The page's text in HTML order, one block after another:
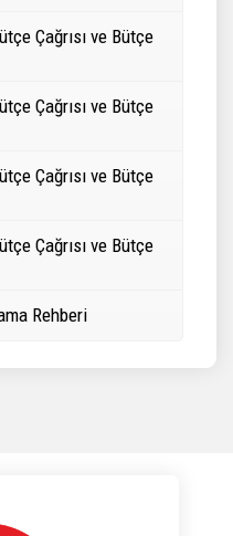
Çağrısı ve Bütçe
Çağrısı ve Bütçe
Çağrısı ve Bütçe
Çağrısı ve Bütçe
Rehberi